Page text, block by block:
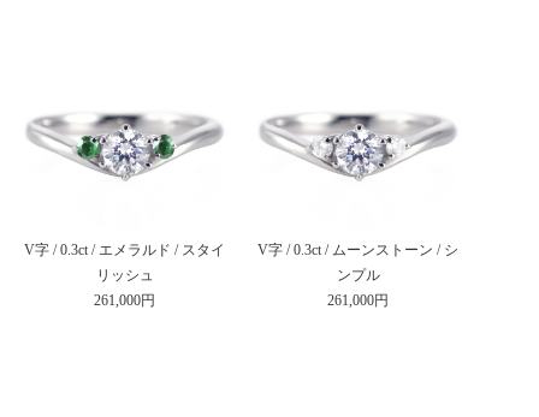
V字 / 0.3ct / エメラルド / スタイ
リッシュ
261,000円
V字 / 0.3ct / ムーンストーン / シ
ンプル
261,000円